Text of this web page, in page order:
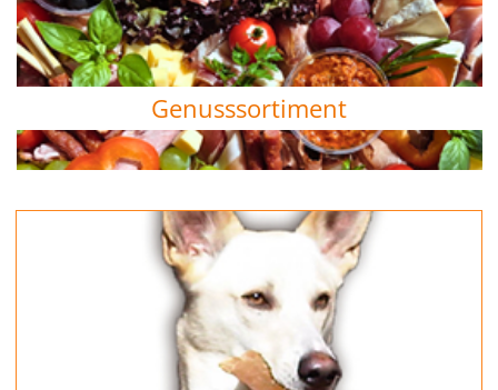
Genusssortiment